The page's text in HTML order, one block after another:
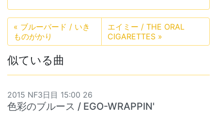
« ブルーバード / いき
ものがかり
エイミー / THE ORAL
CIGARETTES »
似ている曲
2015 NF3日目 15:00 26
色彩のブルース / EGO-WRAPPIN'